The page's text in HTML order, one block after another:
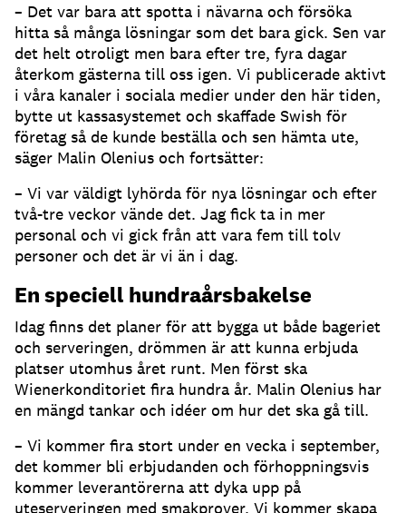
– Det var bara att spotta i nävarna och försöka
hitta så många lösningar som det bara gick. Sen var
det helt otroligt men bara efter tre, fyra dagar
återkom gästerna till oss igen. Vi publicerade aktivt
i våra kanaler i sociala medier under den här tiden,
bytte ut kassasystemet och skaffade Swish för
företag så de kunde beställa och sen hämta ute,
säger Malin Olenius och fortsätter:
– Vi var väldigt lyhörda för nya lösningar och efter
två-tre veckor vände det. Jag fick ta in mer
personal och vi gick från att vara fem till tolv
personer och det är vi än i dag.
En speciell hundraårsbakelse
Idag finns det planer för att bygga ut både bageriet
och serveringen, drömmen är att kunna erbjuda
platser utomhus året runt. Men först ska
Wienerkonditoriet fira hundra år. Malin Olenius har
en mängd tankar och idéer om hur det ska gå till.
– Vi kommer fira stort under en vecka i september,
det kommer bli erbjudanden och förhoppningsvis
kommer leverantörerna att dyka upp på
uteserveringen med smakprover. Vi kommer skapa